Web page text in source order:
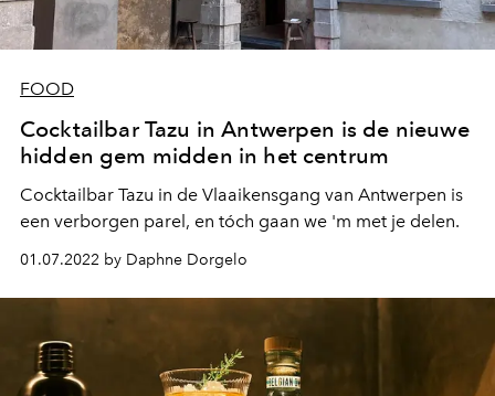
FOOD
Cocktailbar Tazu in Antwerpen is de nieuwe
hidden gem midden in het centrum
Cocktailbar Tazu in de Vlaaikensgang van Antwerpen is
een verborgen parel, en tóch gaan we 'm met je delen.
01.07.2022 by Daphne Dorgelo